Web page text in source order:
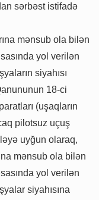
sərbəst istifadə
mənsub ola bilən
yol verilən
siyahısı
18-ci
(uşaqların
pilotsuz uçuş
uyğun olaraq,
mənsub ola bilən
yol verilən
siyahısına